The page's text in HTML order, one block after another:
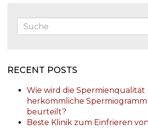
Suche:
RECENT POSTS
Wie wird die Spermienqualität
herkömmliche
beurteilt?
Beste Klinik zum Einfrieren